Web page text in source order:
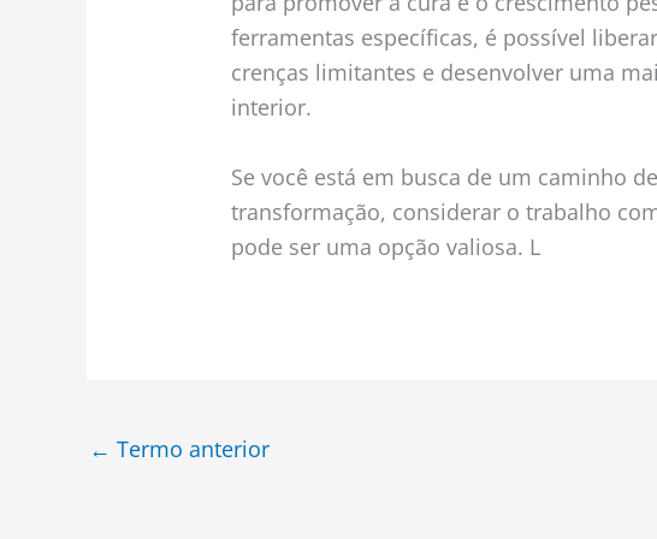
ferramentas específicas, é possível
crenças limitantes e desenvolver uma
interior.
Se você está em busca de um caminho
transformação, considerar o trabalho
pode ser uma opção valiosa. L
← Termo anterior